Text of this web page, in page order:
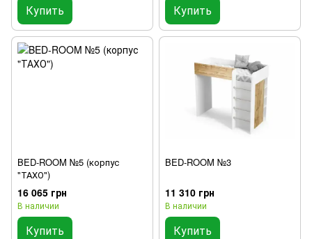
Купить Купить
BED-ROOM №5 (корпус
"ТАХО")
16 065 грн
В наличии
Купить
BED-ROOM №3
11 310 грн
В наличии
Купить